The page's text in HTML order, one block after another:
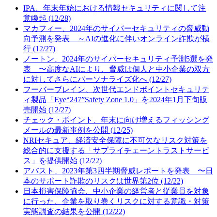
IPA、年末年始における情報セキュリティに関して注
意喚起 (12/28)
マカフィー、2024年のサイバーセキュリティの脅威動
向予測を発表 ～AIの進化に伴いオンライン詐欺が横
行 (12/27)
ノートン、2024年のサイバーセキュリティ予測5選を発
表 〜高度なAIにより、脅威は個人と中小企業の双方
に対してさらにパーソナライズ化へ (12/27)
フーバーブレイン、次世代エンドポイントセキュリテ
ィ製品「Eye“247”Safety Zone 1.0」を2024年1月下旬販
売開始 (12/27)
チェック・ポイント、年末に向け増えるフィッシング
メールの最新事例を公開 (12/25)
NRIセキュア、経済安全保障に不可欠なリスク対策を
総合的に支援する「サプライチェーントラストサービ
ス」を提供開始 (12/22)
アバスト、2023年第3四半期脅威レポートを発表 〜日
本のサポート詐欺のリスクは世界第2位 (12/22)
日本損害保険協会、中小企業の経営者と従業員を対象
に行った、企業を取り巻くリスクに対する意識・対策
実態調査の結果を公開 (12/22)